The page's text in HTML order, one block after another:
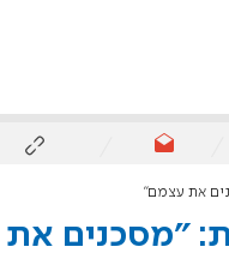
את עצמם"
"מסכנים את